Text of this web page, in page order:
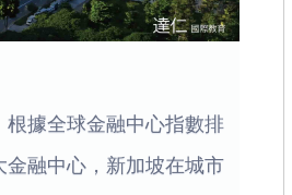
據全球金融中心指數排
融中心，新加坡在城市